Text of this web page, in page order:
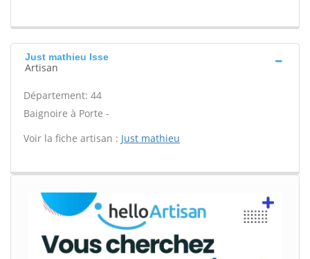
Just mathieu Isse
Artisan
Département: 44
Baignoire à Porte -
Voir la fiche artisan : Just mathieu